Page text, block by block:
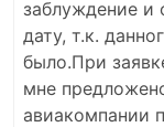
заблуждение и
дату, т.к.
было.При
мне
авиакомпании